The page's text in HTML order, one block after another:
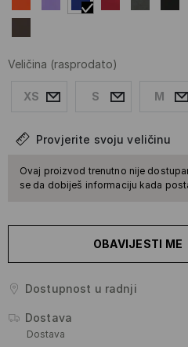
Veličina (rasprodato)
XS S M
Provjerite svoju veličinu
Ovaj proizvod trenutno nije
se da dobiješ informaciju kada
OBAVIJESTI ME
Dostupnost u radnji
Dostava
Dostava